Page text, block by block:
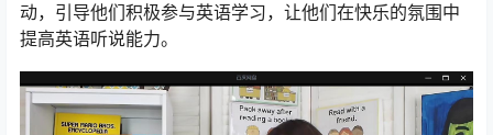
动，引导他们积极参与英语学习，让他们在快乐的氛围中
提高英语听说能力。